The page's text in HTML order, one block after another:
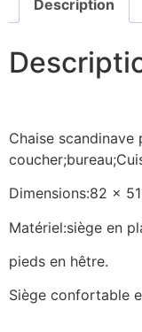
Description
Chaise scandinave
Dimensions:82 x
Matériel:siège en
pieds en hêtre.
Siège confortable